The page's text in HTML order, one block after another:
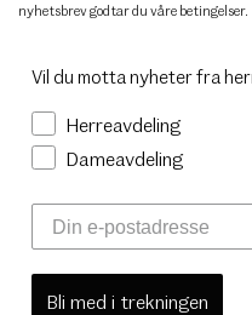
nyhetsbrev godtar du våre betingelser.
Vil du motta nyheter fra
Herreavdeling
Dameavdeling
Bli med i trekningen